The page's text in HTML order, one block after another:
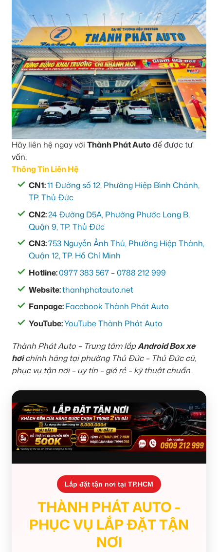
Hãy liên hệ ngay với Thành Phát Auto để được tư
vấn.
Thông Tin Liên Hệ
CN1:11 Đường số 12, Phường Hiệp Bình Chánh,
TP. Thủ Đức
CN2:24 Đường D5A, Phường Phước Long B,
Quận 9, TP. Thủ Đức
CN3:753 Nguyễn Ảnh Thủ, Phường Hiệp Thành,
Quận 12, TP. Hồ Chí Minh
Hotline:0977 383 567 –0788 212 999
Website:thanhphatauto.net
Fanpage:Facebook Thành Phát Auto
YouTube:YouTube Thành Phát Auto
Thành Phát Auto – Trung tâm lắpAndroid Box xe
hơichính hãng tại phường Thủ Đức – Thủ Đức cũ,
phục vụ tận nơi – uy tín – giá rẻ – kỹ thuật chuẩn.
Lắp đặt tận nơi tại TP.HCM
THÀNH PHÁT AUTO -
PHỤC VỤ LẮP ĐẶT TẬN
NƠI